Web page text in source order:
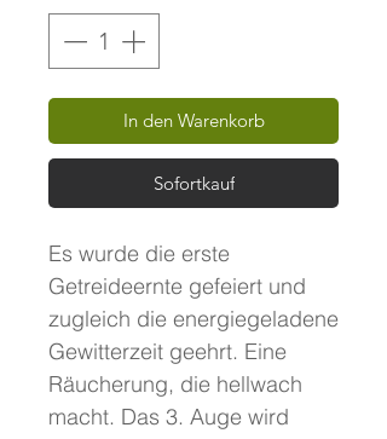
In den Warenkorb
Sofortkauf
Es wurde die erste
Getreideernte gefeiert und
zugleich die energiegeladene
Gewitterzeit geehrt. Eine
Räucherung, die hellwach
macht. Das 3. Auge wird